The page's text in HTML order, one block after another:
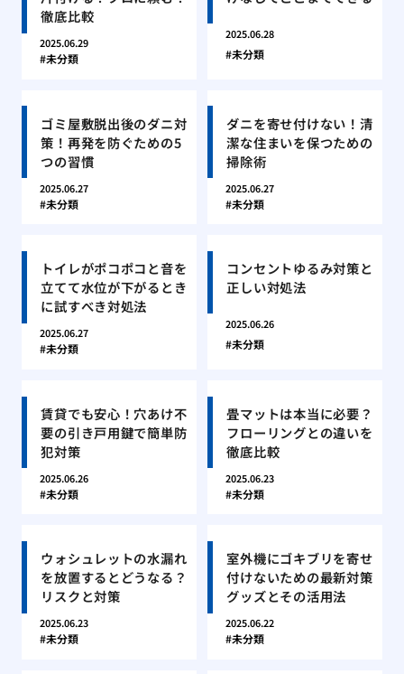
徹底比較
2025.06.29
未分類
2025.06.28
未分類
ゴミ屋敷脱出後のダニ対
策！再発を防ぐための5
つの習慣
2025.06.27
未分類
ダニを寄せ付けない！清
潔な住まいを保つための
掃除術
2025.06.27
未分類
トイレがポコポコと音を
立てて水位が下がるとき
に試すべき対処法
2025.06.27
未分類
コンセントゆるみ対策と
正しい対処法
2025.06.26
未分類
賃貸でも安心！穴あけ不
要の引き戸用鍵で簡単防
犯対策
2025.06.26
未分類
畳マットは本当に必要？
フローリングとの違いを
徹底比較
2025.06.23
未分類
ウォシュレットの水漏れ
を放置するとどうなる？
リスクと対策
2025.06.23
未分類
室外機にゴキブリを寄せ
付けないための最新対策
グッズとその活用法
2025.06.22
未分類